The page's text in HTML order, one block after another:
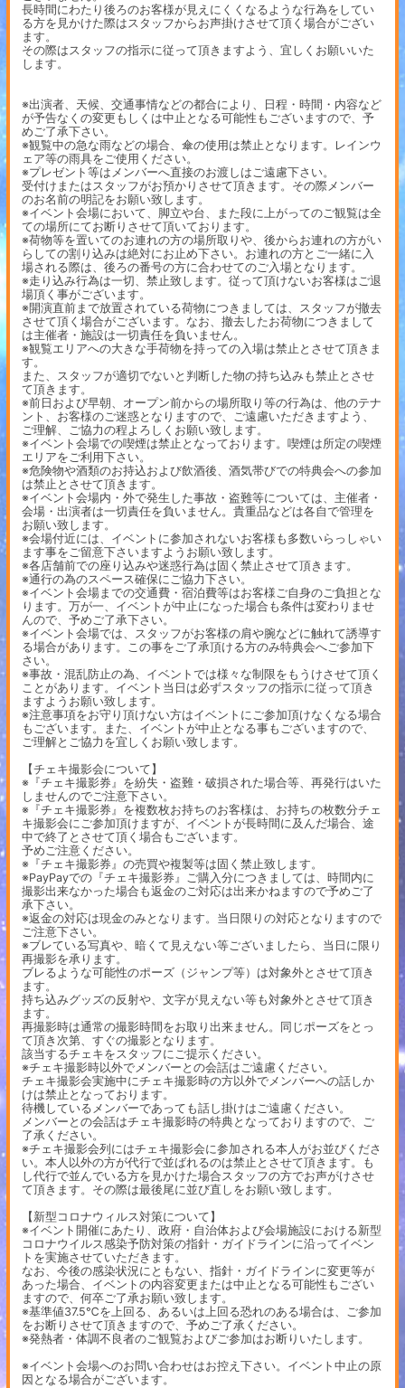
長時間にわたり後ろのお客様が見えにくくなるような行為をしてい
る方を見かけた際はスタッフからお声掛けさせて頂く場合がござい
ます。
その際はスタッフの指示に従って頂きますよう、宜しくお願いいた
します。
※出演者、天候、交通事情などの都合により、日程・時間・内容など
が予告なくの変更もしくは中止となる可能性もございますので、予
めご了承下さい。
※観覧中の急な雨などの場合、傘の使用は禁止となります。レインウ
ェア等の雨具をご使用ください。
※プレゼント等はメンバーへ直接のお渡しはご遠慮下さい。
受付けまたはスタッフがお預かりさせて頂きます。その際メンバー
のお名前の明記をお願い致します。
※イベント会場において、脚立や台、また段に上がってのご観覧は全
ての場所にてお断りさせて頂いております。
※荷物等を置いてのお連れの方の場所取りや、後からお連れの方がい
らしての割り込みは絶対にお止め下さい。お連れの方とご一緒に入
場される際は、後ろの番号の方に合わせてのご入場となります。
※走り込み行為は一切、禁止致します。従って頂けないお客様はご退
場頂く事がございます。
※開演直前まで放置されている荷物につきましては、スタッフが撤去
させて頂く場合がございます。なお、撤去したお荷物につきまして
は主催者・施設は一切責任を負いません。
※観覧エリアへの大きな手荷物を持っての入場は禁止とさせて頂きま
す。
また、スタッフが適切でないと判断した物の持ち込みも禁止とさせ
て頂きます。
※前日および早朝、オープン前からの場所取り等の行為は、他のテナ
ント、お客様のご迷惑となりますので、ご遠慮いただきますよう、
ご理解、ご協力の程よろしくお願い致します。
※イベント会場での喫煙は禁止となっております。喫煙は所定の喫煙
エリアをご利用下さい。
※危険物や酒類のお持込および飲酒後、酒気帯びでの特典会への参加
は禁止とさせて頂きます。
※イベント会場内・外で発生した事故・盗難等については、主催者・
会場・出演者は一切責任を負いません。貴重品などは各自で管理を
お願い致します。
※会場付近には、イベントに参加されないお客様も多数いらっしゃい
ます事をご留意下さいますようお願い致します。
※各店舗前での座り込みや迷惑行為は固く禁止させて頂きます。
※通行の為のスペース確保にご協力下さい。
※イベント会場までの交通費・宿泊費等はお客様ご自身のご負担とな
ります。万が一、イベントが中止になった場合も条件は変わりませ
んので、予めご了承下さい。
※イベント会場では、スタッフがお客様の肩や腕などに触れて誘導す
る場合があります。この事をご了承頂ける方のみ特典会へご参加下
さい。
※事故・混乱防止の為、イベントでは様々な制限をもうけさせて頂く
ことがあります。イベント当日は必ずスタッフの指示に従って頂き
ますようお願い致します。
※注意事項をお守り頂けない方はイベントにご参加頂けなくなる場合
もございます。また、イベントが中止となる事もございますので、
ご理解とご協力を宜しくお願い致します。
【チェキ撮影会について】
※『チェキ撮影券』を紛失・盗難・破損された場合等、再発行はいた
しませんのでご注意下さい。
※『チェキ撮影券』を複数枚お持ちのお客様は、お持ちの枚数分チェ
キ撮影会にご参加頂けますが、イベントが長時間に及んだ場合、途
中で終了とさせて頂く場合もございます。
予めご注意ください。
※『チェキ撮影券』の売買や複製等は固く禁止致します。
※PayPayでの『チェキ撮影券』ご購入分につきましては、時間内に
撮影出来なかった場合も返金のご対応は出来かねますので予めご了
承下さい。
※返金の対応は現金のみとなります。当日限りの対応となりますので
ご注意下さい。
※ブレている写真や、暗くて見えない等ございましたら、当日に限り
再撮影を承ります。
ブレるような可能性のポーズ（ジャンプ等）は対象外とさせて頂き
ます。
持ち込みグッズの反射や、文字が見えない等も対象外とさせて頂き
ます。
再撮影時は通常の撮影時間をお取り出来ません。同じポーズをとっ
て頂き次第、すぐの撮影となります。
該当するチェキをスタッフにご提示ください。
※チェキ撮影時以外でメンバーとの会話はご遠慮ください。
チェキ撮影会実施中にチェキ撮影時の方以外でメンバーへの話しか
けは禁止となっております。
待機しているメンバーであっても話し掛けはご遠慮ください。
メンバーとの会話はチェキ撮影時の特典となっておりますので、ご
了承ください。
※チェキ撮影会列にはチェキ撮影会に参加される本人がお並びくださ
い。本人以外の方が代行で並ばれるのは禁止とさせて頂きます。も
し代行で並んでいる方を見かけた場合スタッフの方でお声がけさせ
て頂きます。その際は最後尾に並び直しをお願い致します。
【新型コロナウィルス対策について】
※イベント開催にあたり、政府・自治体および会場施設における新型
コロナウイルス感染予防対策の指針・ガイドラインに沿ってイベン
トを実施させていただきます。
なお、今後の感染状況にともない、指針・ガイドラインに変更等が
あった場合、イベントの内容変更または中止となる可能性もござい
ますので、何卒ご了承お願い致します。
※基準値37.5℃を上回る、あるいは上回る恐れのある場合は、ご参加
をお断りさせて頂きますので、予めご了承ください。
※発熱者・体調不良者のご観覧およびご参加はお断りいたします。
※イベント会場へのお問い合わせはお控え下さい。イベント中止の原
因となる場合がございます。